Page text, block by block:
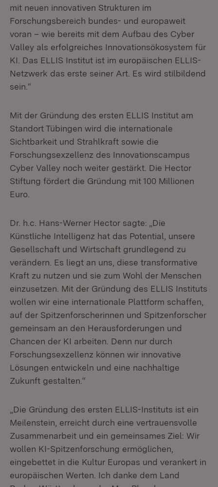
mit neuen innovativen Strukturen im
Forschungsbereich bundes- und europaweit
voran – wie bereits mit dem Aufbau des Cyber
Valley als erfolgreiches Innovationsökosystem für
KI. Das ELLIS Institut ist im europäischen ELLIS-
Netzwerk das erste seiner Art. Es wird stilbildend
sein.“
Mit der Gründung des ersten ELLIS Institut am
Standort Tübingen wird die internationale
Sichtbarkeit und Strahlkraft sowie die
Forschungsexzellenz des Innovationscampus
Cyber Valley noch weiter gestärkt. Die Hector
Stiftung fördert die Gründung mit 100 Millionen
Euro.
Dr. h.c. Hans-Werner Hector sagte: „Die
Künstliche Intelligenz hat das Potential, unsere
Gesellschaft und Wirtschaft grundlegend zu
verändern. Es liegt an uns, diese transformative
Kraft zu nutzen und sie zum Wohl der Menschen
einzusetzen. Mit der Gründung des ELLIS Instituts
wollen wir eine internationale Plattform schaffen,
auf der Spitzenforscherinnen und Spitzenforscher
gemeinsam an den Herausforderungen und
Chancen der KI arbeiten. Denn nur durch
Forschungsexzellenz können wir innovative
Lösungen entwickeln und eine nachhaltige
Zukunft gestalten.“
„Die Gründung des ersten ELLIS-Instituts ist ein
Meilenstein, erreicht durch eine vertrauensvolle
Zusammenarbeit und ein gemeinsames Ziel: Wir
wollen KI-Spitzen­forschung ermöglichen,
eingebettet in die Kultur Europas und verankert in
europäischen Werten. Ich danke dem Land